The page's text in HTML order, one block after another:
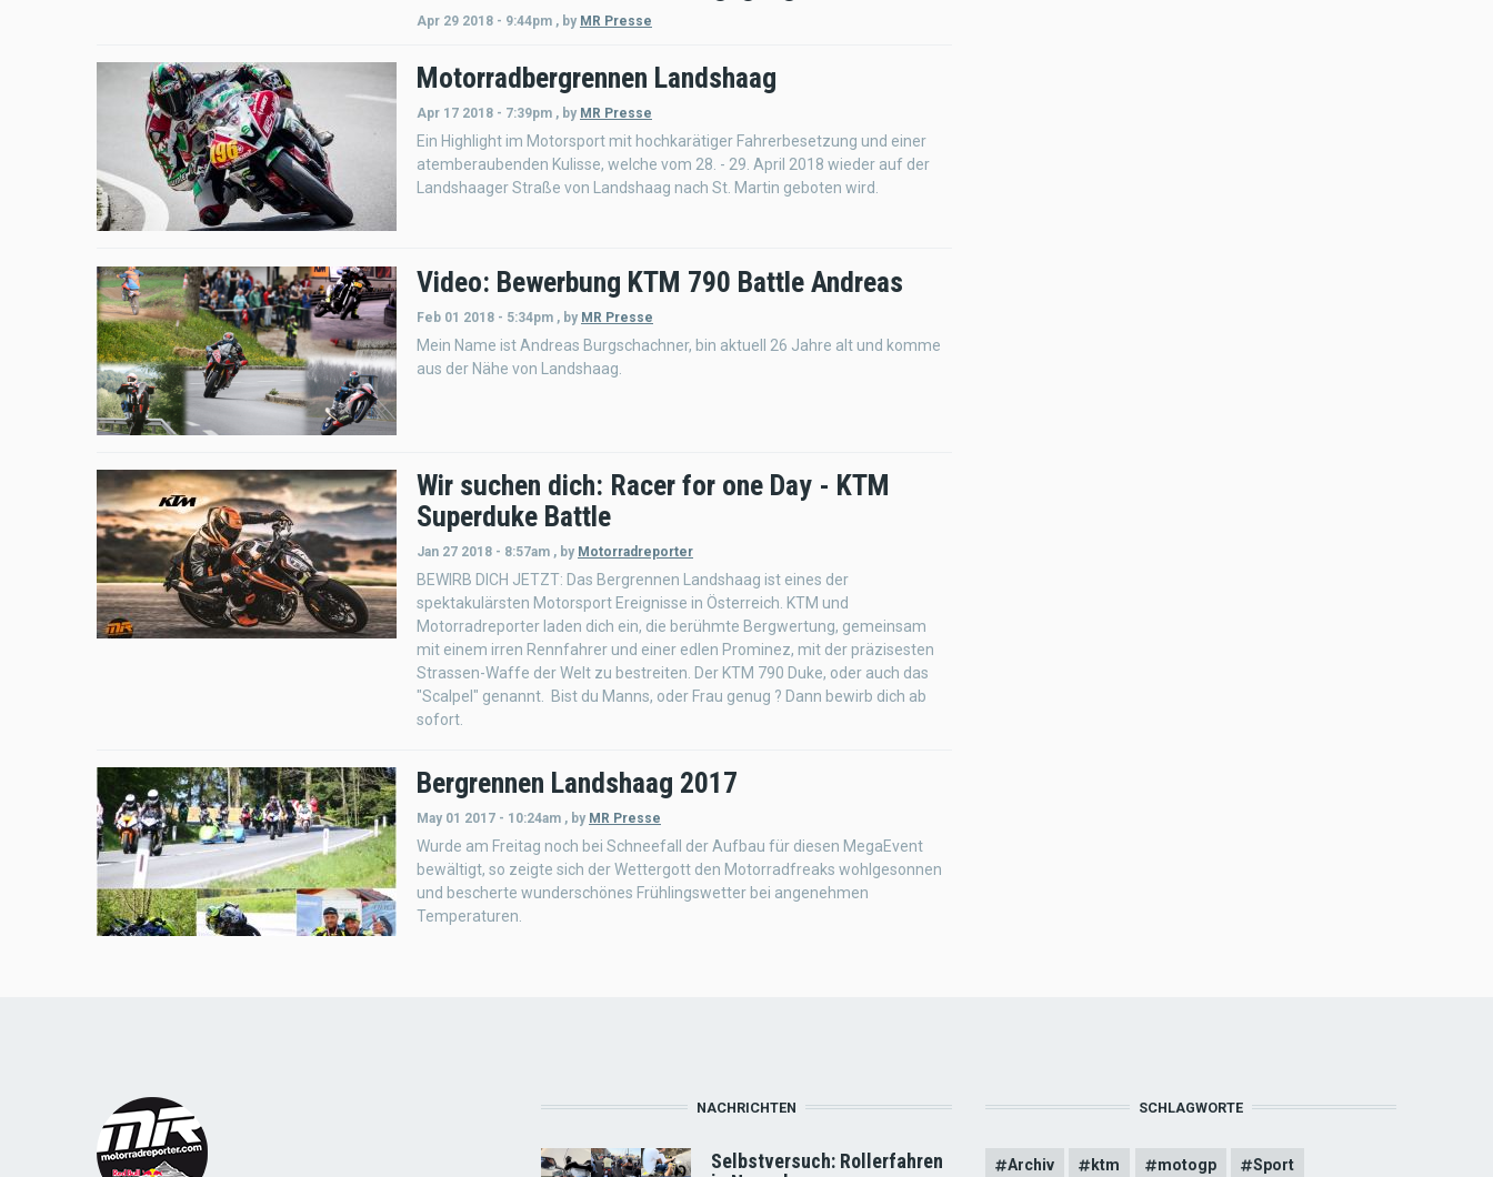
Apr 29 2018 - 9:44pm , by MR Presse
Motorradbergrennen Landshaag
Apr 17 2018 - 7:39pm , by MR Presse
Ein Highlight im Motorsport mit hochkarätiger Fahrerbesetzung und einer
atemberaubenden Kulisse, welche vom 28. - 29. April 2018 wieder auf der
Landshaager Straße von Landshaag nach St. Martin geboten wird.
Video: Bewerbung KTM 790 Battle Andreas
Feb 01 2018 - 5:34pm , by MR Presse
Mein Name ist Andreas Burgschachner, bin aktuell 26 Jahre alt und komme
aus der Nähe von Landshaag.
Wir suchen dich: Racer for one Day - KTM
Superduke Battle
Jan 27 2018 - 8:57am , by Motorradreporter
BEWIRB DICH JETZT: Das Bergrennen Landshaag ist eines der
spektakulärsten Motorsport Ereignisse in Österreich. KTM und
Motorradreporter laden dich ein, die berühmte Bergwertung, gemeinsam
mit einem irren Rennfahrer und einer edlen Prominez, mit der präzisesten
Strassen-Waffe der Welt zu bestreiten. Der KTM 790 Duke, oder auch das
"Scalpel" genannt. Bist du Manns, oder Frau genug ? Dann bewirb dich ab
sofort.
Bergrennen Landshaag 2017
May 01 2017 - 10:24am , by MR Presse
Wurde am Freitag noch bei Schneefall der Aufbau für diesen MegaEvent
bewältigt, so zeigte sich der Wettergott den Motorradfreaks wohlgesonnen
und bescherte wunderschönes Frühlingswetter bei angenehmen
Temperaturen.
NACHRICHTEN
Selbstversuch: Rollerfahren
SCHLAGWORTE
Archiv ktm motogp Sport